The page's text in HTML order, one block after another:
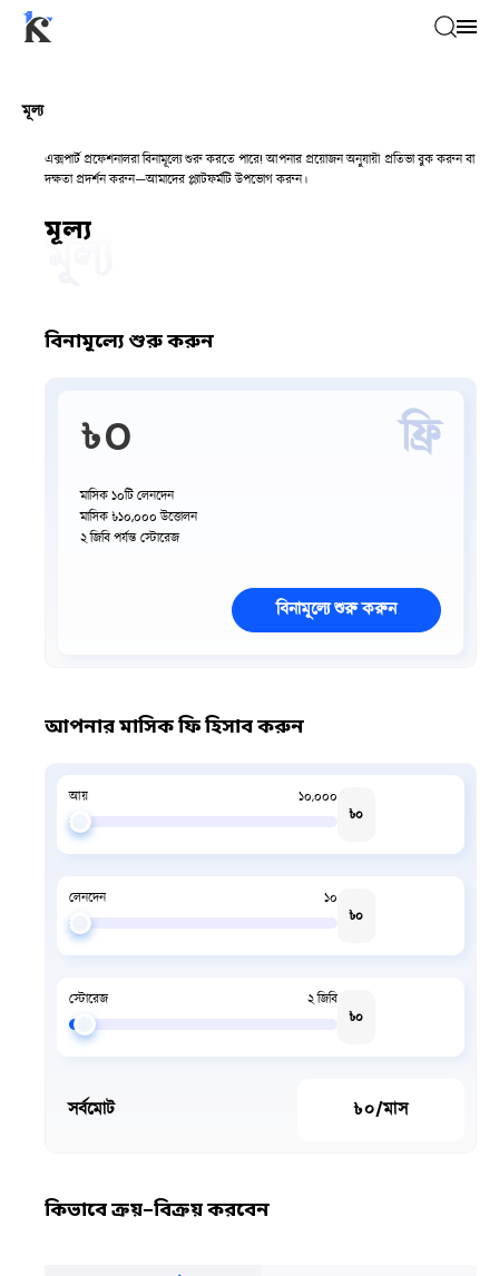
মূল্য
এক্সপার্ট প্রফেশনালরা বিনামূল্যে শুরু করতে পারে! আপনার প্রয়োজন অনুযায়ী প্রতিভা বুক করুন বা
দক্ষতা প্রদর্শন করুন—আমাদের প্ল্যাটফর্মটি উপভোগ করুন।
মূল্য
মূল্য
বিনামূল্যে শুরু করুন
৳0 ফ্রি
মাসিক১০টি লেনদেন
মাসিক ৳১০,০০০উত্তোলন
২জিবি পর্যন্ত স্টোরেজ
বিনামূল্যে শুরু করুন
আপনার মাসিক ফি হিসাব করুন
আয়
১০,০০০
৳০
লেনদেন
১০
৳০
স্টোরেজ
২ জিবি
৳০
সর্বমোট ৳০/মাস
কিভাবে ক্রয়-বিক্রয় করবেন